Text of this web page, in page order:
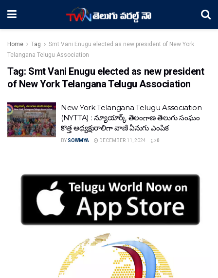
Home Tag
Smt Vani Enugu elected as new president of New York
Telangana Telugu Association
Tag: Smt Vani Enugu elected as new president
of New York Telangana Telugu Association
New York Telangana Telugu Association
(NYTTA) : న్యూయార్క్ తెలంగాణ తెలుగు సంఘం
కొత్త అధ్యక్షురాలిగా వాణి ఏనుగు ఎంపిక
BY SOWMYA DECEMBER 11, 2024 0